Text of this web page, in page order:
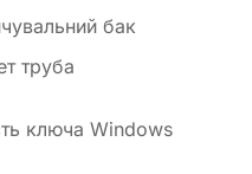
бак
труба
ключа Windows